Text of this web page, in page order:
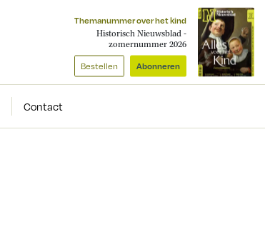
Themanummer over het kind
Historisch Nieuwsblad -
zomernummer 2026
Bestellen Abonneren
Contact